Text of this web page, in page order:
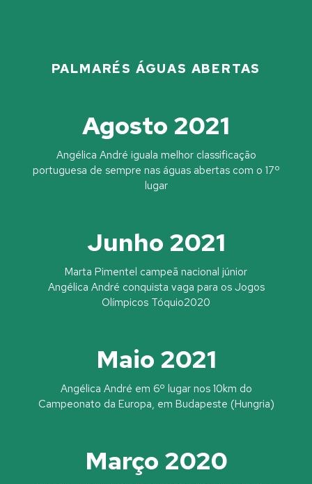
PALMARÉS ÁGUAS ABERTAS
Agosto 2021
Angélica André iguala melhor classificação
portuguesa de sempre nas águas abertas com o 17º
lugar
Junho 2021
Marta Pimentel campeã nacional júnior
Angélica André conquista vaga para os Jogos
Olímpicos Tóquio2020
Maio 2021
Angélica André em 6º lugar nos 10km do
Campeonato da Europa, em Budapeste (Hungria)
Março 2020